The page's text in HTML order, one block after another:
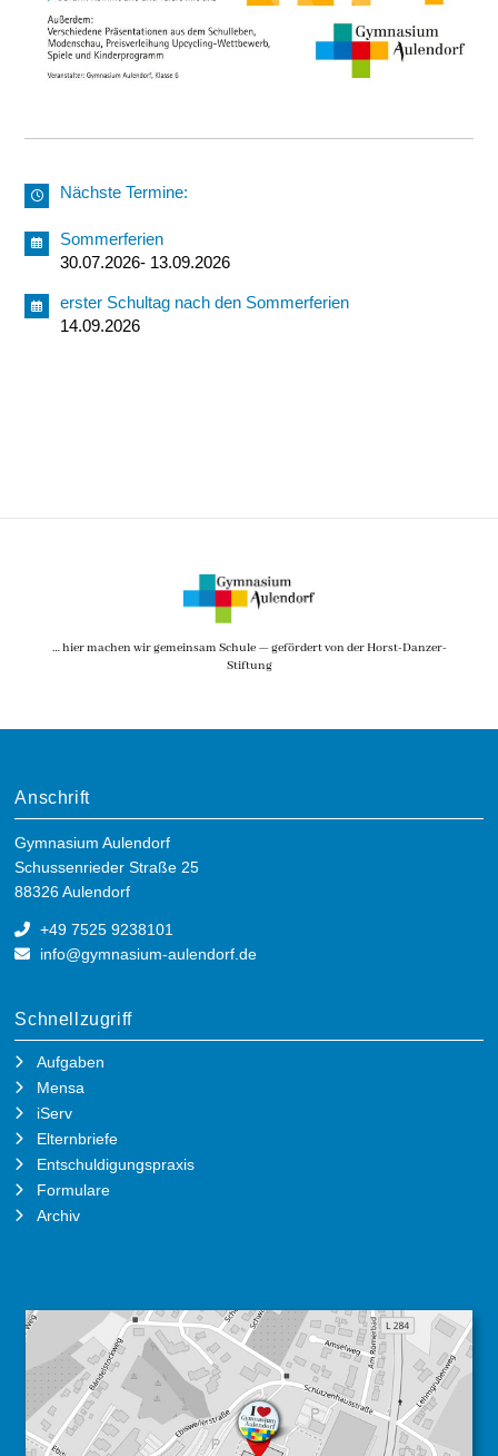
Nächste Termine:
Sommerferien
30.07.2026- 13.09.2026
erster Schultag nach den Sommerferien
14.09.2026
… hier machen wir gemeinsam Schule — gefördert von der Horst-Danzer-
Stiftung
Anschrift
Gymnasium Aulendorf
Schussenrieder Straße 25
88326 Aulendorf
+49 7525 9238101
info@gymnasium-aulendorf.de
Schnellzugriff
Aufgaben
Mensa
iServ
Elternbriefe
Entschuldigungspraxis
Formulare
Archiv